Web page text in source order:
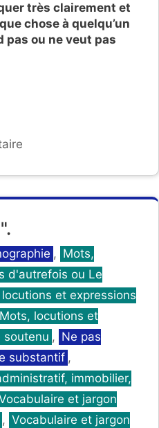
très clairement et
chose à quelqu’un
pas ou ne veut pas
, Mots,
d'autrefois ou Le
et expressions
Mots, locutions et
soutenu , Ne pas
substantif ,
immobilier,
et jargon
, Vocabulaire et jargon